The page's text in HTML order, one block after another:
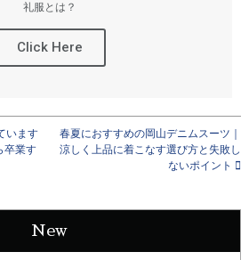
礼服とは？
Click Here
います
卒業す
春夏におすすめの岡山デニムスーツ｜
涼しく上品に着こなす選び方と失敗し
ないポイント
New